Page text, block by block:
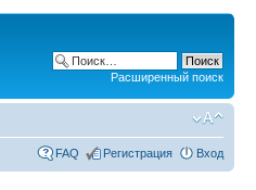
Расширенный поиск
FAQ Регистрация Вход